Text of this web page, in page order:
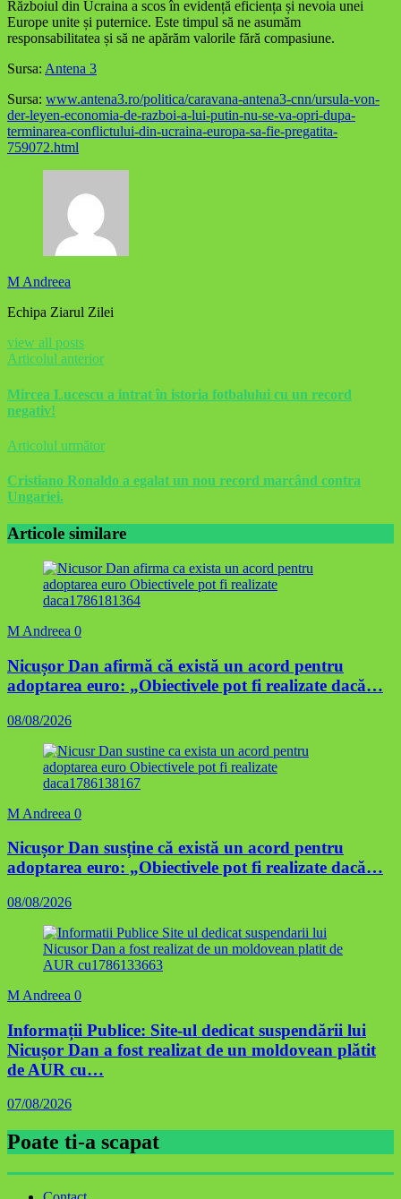
Războiul din Ucraina a scos în evidență eficiența și nevoia unei
Europe unite și puternice. Este timpul să ne asumăm
responsabilitatea și să ne apărăm valorile fără compasiune.
Sursa: Antena 3
Sursa: www.antena3.ro/politica/caravana-antena3-cnn/ursula-von-
der-leyen-economia-de-razboi-a-lui-putin-nu-se-va-opri-dupa-
terminarea-conflictului-din-ucraina-europa-sa-fie-pregatita-
759072.html
M Andreea
Echipa Ziarul Zilei
view all posts
Articolul anterior
Mircea Lucescu a intrat în istoria fotbalului cu un record
negativ!
Articolul următor
Cristiano Ronaldo a egalat un nou record marcând contra
Ungariei.
Articole similare
M Andreea 0
Nicușor Dan afirmă că există un acord pentru
adoptarea euro: „Obiectivele pot fi realizate dacă…
08/08/2026
M Andreea 0
Nicușor Dan susține că există un acord pentru
adoptarea euro: „Obiectivele pot fi realizate dacă…
08/08/2026
M Andreea 0
Informații Publice: Site-ul dedicat suspendării lui
Nicușor Dan a fost realizat de un moldovean plătit
de AUR cu…
07/08/2026
Poate ti-a scapat